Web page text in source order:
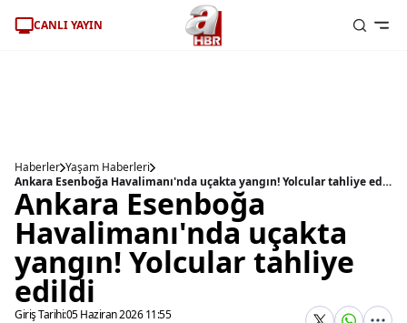
CANLI YAYIN
Haberler Yaşam Haberleri
Ankara Esenboğa Havalimanı'nda uçakta yangın! Yolcular tahliye edildi
Ankara Esenboğa
Havalimanı'nda uçakta
yangın! Yolcular tahliye
edildi
Giriş Tarihi:05 Haziran 2026 11:55